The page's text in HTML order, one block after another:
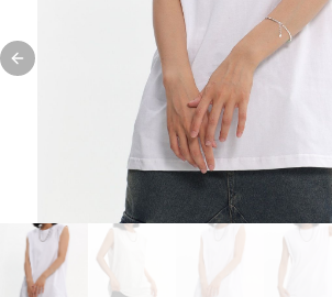
Previous slide